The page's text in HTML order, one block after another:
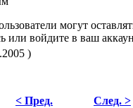
могут
или войдите в ваш
)
< Пред. След. >